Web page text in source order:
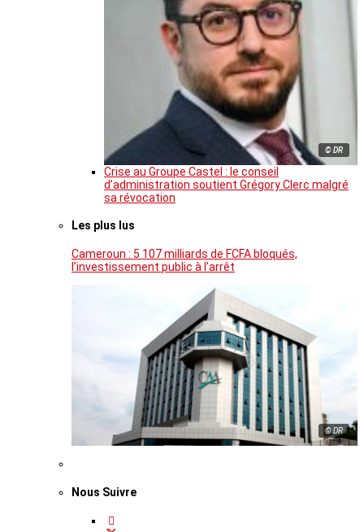
© DR
Crise au Groupe Castel : le conseil
d’administration soutient Grégory Clerc malgré
sa révocation
Les plus lus
Cameroun : 5 107 milliards de FCFA bloqués,
l’investissement public à l’arrêt
© DR
Nous Suivre